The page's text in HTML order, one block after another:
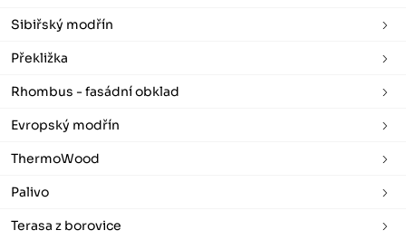
Sibiřský modřín
Překližka
Rhombus - fasádní obklad
Evropský modřín
ThermoWood
Palivo
Terasa z borovice